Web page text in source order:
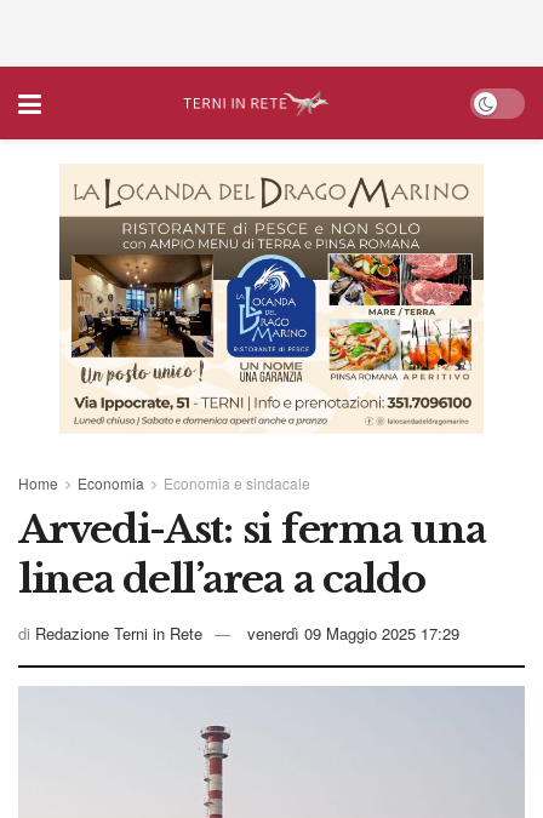
Home Economia Economia e sindacale
Arvedi-Ast: si ferma una
linea dell’area a caldo
di Redazione Terni in Rete venerdì 09 Maggio 2025 17:29